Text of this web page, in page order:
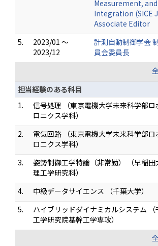
Measurement,
Integration (SICE
Associate Editor
5.
2023/01 ～
2023/12
計測自動制御学会
員会委員長
担当経験のある科目
1.
信号処理 （東京電機大学未来科学部ロ
ロニクス学科）
2.
電気回路 （東京電機大学未来科学部ロ
ロニクス学科）
3.
姿勢制御工学特論（非常勤） （早稲
理工学研究科）
4.
中級データサイエンス （千葉大学）
5.
ハイブリッドダイナミカルシステム
工学研究院基幹工学専攻）